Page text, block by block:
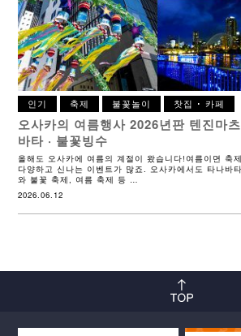
인기 축제 불꽃놀이 찻집 ･ 카페
오사카의 여름행사 2026년판 텐진마
바타 · 불꽃빙수
올해도 오사카에 여름의 계절이 왔습니다!여름이면 축
다양하고 신나는 이벤트가 많죠. 오사카에서도 타나바
와 불꽃 축제, 여름 축제 등 …
2026.06.12